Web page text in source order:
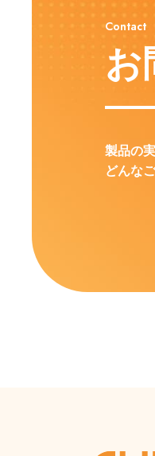
Contact
お
製品の
どんな